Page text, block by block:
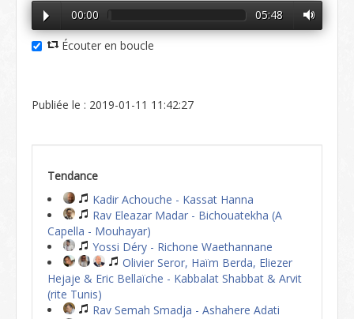
00:00 05:48
Écouter en boucle
Publiée le : 2019-01-11 11:42:27
Tendance
Kadir Achouche - Kassat Hanna
Rav Eleazar Madar - Bichouatekha (A
Capella - Mouhayar)
Yossi Déry - Richone Waethannane
Olivier Seror, Haïm Berda, Eliezer
Hejaje & Eric Bellaïche - Kabbalat Shabbat & Arvit
(rite Tunis)
Rav Semah Smadja - Ashahere Adati